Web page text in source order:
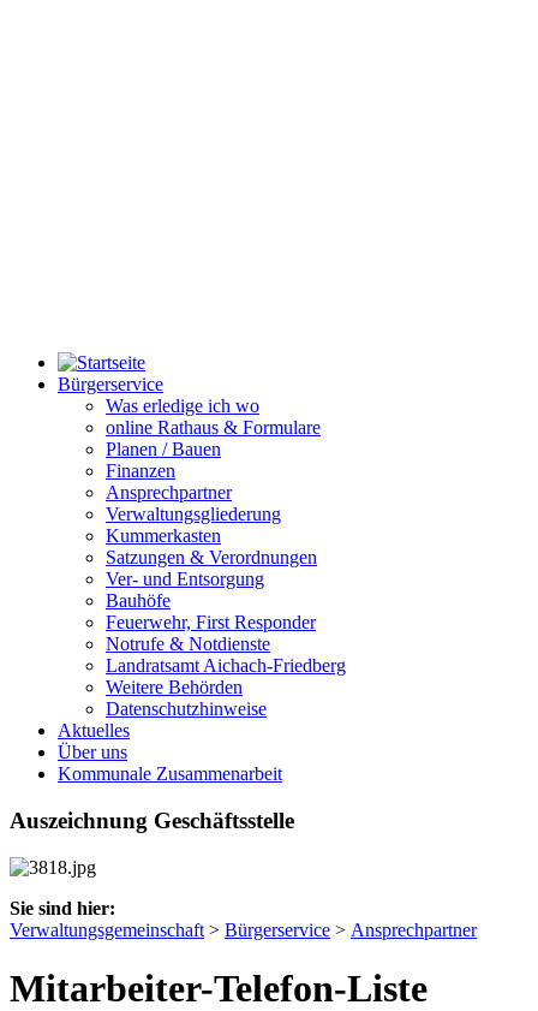
Bürgerservice
Was erledige ich wo
online Rathaus & Formulare
Planen / Bauen
Finanzen
Ansprechpartner
Verwaltungsgliederung
Kummerkasten
Satzungen & Verordnungen
Ver- und Entsorgung
Bauhöfe
Feuerwehr, First Responder
Notrufe & Notdienste
Landratsamt Aichach-Friedberg
Weitere Behörden
Datenschutzhinweise
Aktuelles
Über uns
Kommunale Zusammenarbeit
Auszeichnung Geschäftsstelle
Sie sind hier:
Verwaltungsgemeinschaft > Bürgerservice > Ansprechpartner
Mitarbeiter-Telefon-Liste